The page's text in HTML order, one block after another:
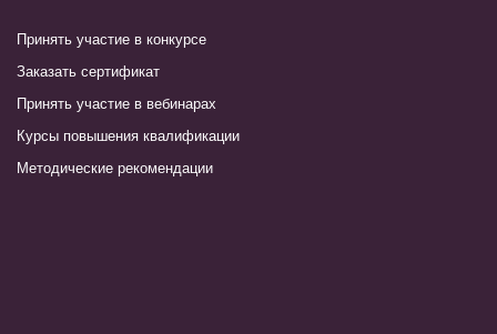
Принять участие в конкурсе
Заказать сертификат
Принять участие в вебинарах
Курсы повышения квалификации
Методические рекомендации